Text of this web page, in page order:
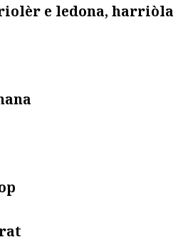
e ledona, harriòla